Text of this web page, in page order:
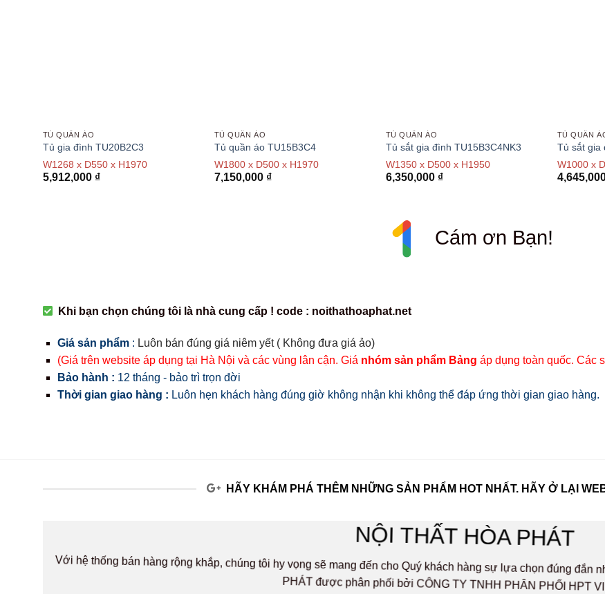
TỦ QUẦN ÁO
Tủ gia đình TU20B2C3
W1268 x D550 x H1970
5,912,000 ₫
TỦ QUẦN ÁO
Tủ quần áo TU15B3C4
W1800 x D500 x H1970
7,150,000 ₫
TỦ QUẦN ÁO
Tủ sắt gia đình TU15B3C4NK3
W1350 x D500 x H1950
6,350,000 ₫
TỦ QUẦN
Tủ sắt gia
W1000 x
Cám ơn Bạn!
Khi bạn chọn chúng tôi là nhà cung cấp ! code : noithathoaphat.net
Giá sản phẩm: Luôn bán đúng giá niêm yết ( Không đưa giá ảo)
(Giá trên website áp dụng tại Hà Nội và các vùng lân cận. Giá nhóm sản phẩm Bảng áp dụng toàn quốc. Các
Bảo hành : 12 tháng - bảo trì trọn đời
Thời gian giao hàng : Luôn hẹn khách hàng đúng giờ không nhận khi không thể đáp ứng thời gian giao hàng.
HÃY KHÁM PHÁ THÊM NHỮNG SẢN PHẨM HOT NHẤT. HÃY Ở LẠI
NỘI THẤT HÒA PHÁT
Với hệ thống bán hàng rộng khắp, chúng tôi hy vọng sẽ mang đến cho Quý khách hàng sự lựa chọn đúng đắn
PHÁT được phân phối bởi CÔNG TY TNHH PHÂN PHỐI HPT